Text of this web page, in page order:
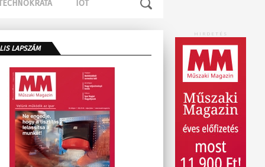
IOT
HIRDETÉS
LAPSZÁM